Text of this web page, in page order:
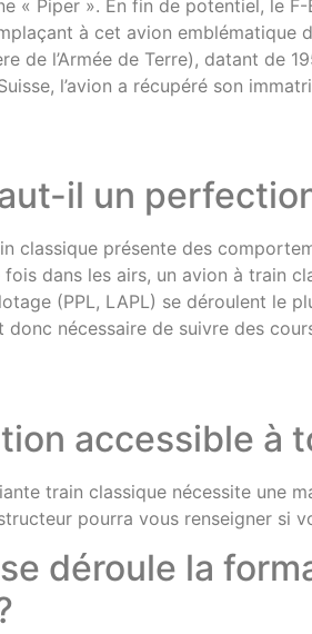
« Piper ». En fin de potentiel, le
à cet avion emblématique
de l’Armée de Terre), datant
l’avion a récupéré son
il un
classique présente des
dans les airs, un avion à train
(PPL, LAPL) se déroulent le
donc nécessaire de suivre des
accessible à
train classique nécessite
pourra vous renseigner si
déroule la